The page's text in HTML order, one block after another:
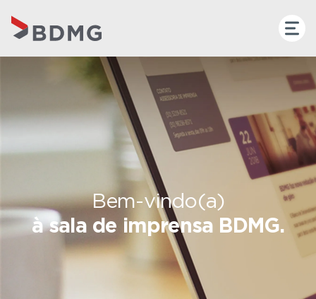
Bem-vindo(a)
à sala de imprensa BDMG.